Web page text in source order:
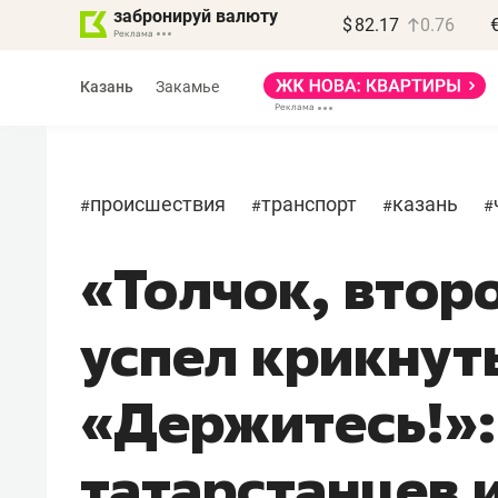
забронируй валюту $ 82.17 0.76
Казань Закамье
#происшествия #транспорт #казань #
«Толчок,
успел
Василь Мазитов
МАРТ
«Не зная местных
правил, бизнес может
потерять минимум